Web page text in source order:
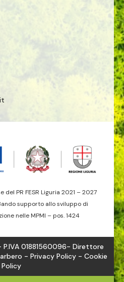
del PR FESR Liguria 2021 – 2027
supporto allo sviluppo di
nelle MPMI – pos. 1424
P.IVA 01881560096- Direttore
- Privacy Policy - Cookie
Policy